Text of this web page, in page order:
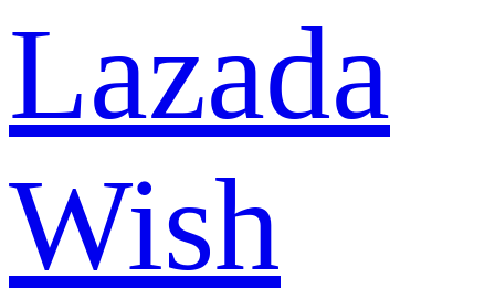
Lazada
Wish